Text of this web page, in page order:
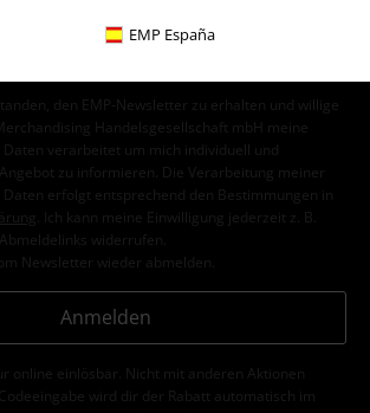
EMP España
den EMP-Newsletter zu erhalten und willige
Handelsgesellschaft mbH meine
verarbeitet um mich individuell und
zu informieren. Die Verarbeitung meiner
erfolgt entsprechend den Bestimmungen in
. Ich kann meine Einwilligung jederzeit z. B.
widerrufen.
Newsletter wieder abmelden.
Anmelden
online einlösbar. Nicht mit anderen Aktionen
wird dir der Rabatt automatisch im